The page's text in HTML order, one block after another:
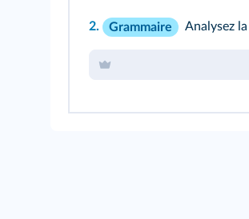
2. Grammaire Analysez